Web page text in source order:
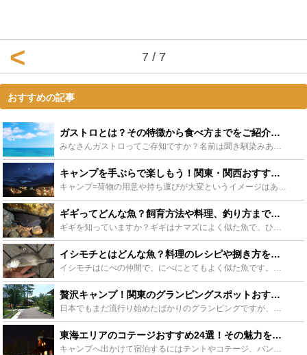
7 / 7
おすすめの記事
ガストロとは？その特徴から食べ方までをご紹介！ - Leisurego(レジャーゴー)
みなさんガストロってご存知ですか？名前は聞き馴染みありませんが、知らないだけで誰もが口にしたことのある魚の一つです。「どんな魚なの？正体は？」という方必見！意外と私たちの生活に深く関わっているガスト...
キャンプを手ぶらで楽しもう！関東・関西おすすめキャンプ場30選 - Leisurego(レジャーゴー)
キャンプ=荷物の用意や持ち運びが大変というイメージはありませんか？挑戦してみたいけど色々な心配ごとでなんとなく二の足を踏んでいる、そんな方にオススメしたい「初めてでも安心・手ぶらでOK・気軽にふらり...
ギギってどんな魚？飼育方法や料理、釣り方まで詳しく紹介します！ - Leisurego(レジャーゴー)
ギギを知っていますか？ギギはナマズによく似た魚で、ひれに毒のあるトゲを持っています。あまり馴染みがないかもしれませんが、実は飼育したり、食べたり、釣りの対象魚としてもとても楽しい魚です。そんなギギに...
イシモチとはどんな魚？料理のレシピや捌き方をご紹介！釣り方も！ - Leisurego(レジャーゴー)
イシモチはにべの仲間で、にべにとてもよく似た魚です。シログチとも呼ばれ、釣りのターゲットとして人気の魚です。そんなイシモチは料理も絶品です。この記事ではイシモチをおいしく食べる捌き方やレシピ、釣り方...
贅沢キャンプ！関東のグランピングスポットおすすめをご紹介 - Leisurego(レジャーゴー)
日本でもまだ流行り始めたばかりのグランピングですが、そもそもグランピングとはどういうものなのか、はたまた、どういった場所を選べばいいのか分からないという方も多いと思います。今回は、関東地方にあるグラ...
東海エリアのコテージおすすめ24選！その魅力を徹底解説 - Leisurego(レジャーゴー)
キャンプへ出かけて宿泊するにはテントやコテージ、バンガロー、ロッジなど様々な選択肢があります。どのスタイルの宿泊施設を選ぶかによってそれぞれ特徴が異なりますが、今回はそのなかでもキャンプ初心者にも安...